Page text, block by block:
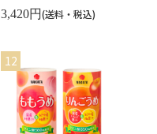
3,420円(送料・税込)